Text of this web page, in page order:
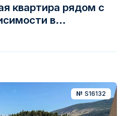
квартира рядом с
в
№ S16132